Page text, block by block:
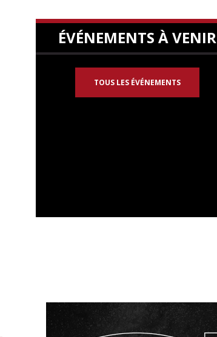
ÉVÉNEMENTS À VENIR
TOUS LES ÉVÉNEMENTS